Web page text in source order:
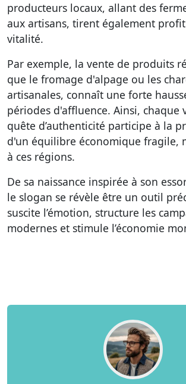
producteurs locaux, allant des
aux artisans, tirent également
vitalité.
Par exemple, la vente de produits
que le fromage d'alpage ou les
artisanales, connaît une forte
périodes d'affluence. Ainsi, chaque
quête d’authenticité participe à la
d'un équilibre économique fragile,
à ces régions.
De sa naissance inspirée à son
le slogan se révèle être un outil
suscite l’émotion, structure les
modernes et stimule l’économie